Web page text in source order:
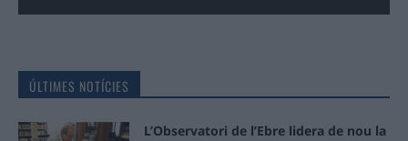
ÚLTIMES NOTÍCIES
L’Observatori de l’Ebre lidera de nou la